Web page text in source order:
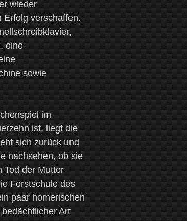
wieder
Erfolg verschaffen.
eine
sowie
im
ist, liegt die
sich zurück und
nachsehen, ob sie
Tod der Mutter
Forstschule des
paar homerischen
bedächtlicher Art